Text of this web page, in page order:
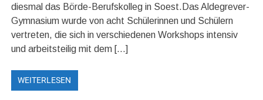
diesmal das Börde-Berufskolleg in Soest.Das Aldegrever-
Gymnasium wurde von acht Schülerinnen und Schülern
vertreten, die sich in verschiedenen Workshops intensiv
und arbeitsteilig mit dem […]
WEITERLESEN